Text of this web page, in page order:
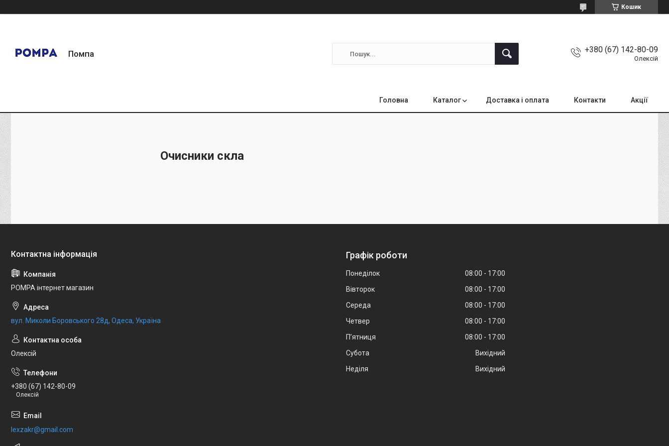
Кошик
Помпа +380 (67) 142-80-09
Олексій
Головна Каталог Доставка і оплата Контакти Акції
Очисники скла
POMPA інтернет магазин
вул. Миколи Боровського 28д, Одеса, Україна
Олексій
+380 (67) 142-80-09
Олексій
lexzakr@gmail.com
Графік роботи
Понеділок 08:00
17:00
Вівторок
08:00
17:00
Середа
08:00
17:00
Четвер
08:00
17:00
Пʼятниця
08:00
17:00
Субота
Вихідний
Неділя
Вихідний